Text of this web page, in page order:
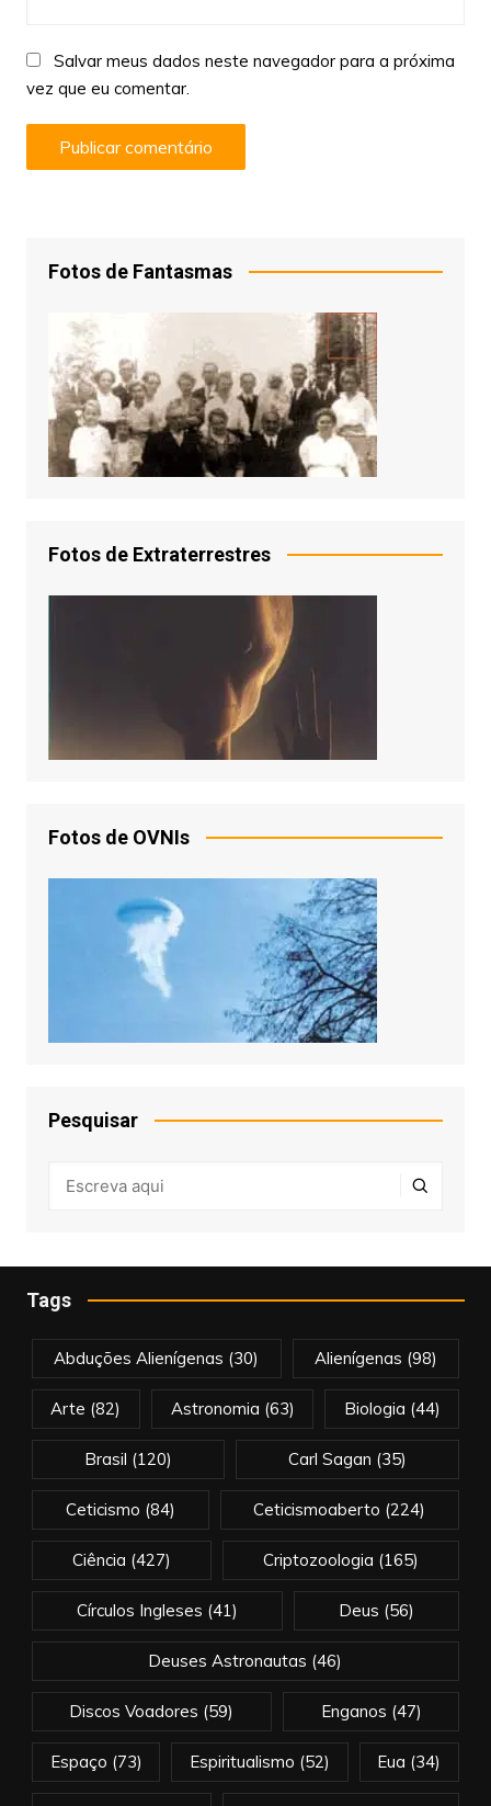
Salvar meus dados neste navegador para a próxima
vez que eu comentar.
Fotos de Fantasmas
Fotos de Extraterrestres
Fotos de OVNIs
Pesquisar
Tags
Abduções Alienígenas (30) Alienígenas (98)
Arte (82) Astronomia (63) Biologia (44)
Brasil (120) Carl Sagan (35)
Ceticismo (84) Ceticismoaberto (224)
Ciência (427) Criptozoologia (165)
Círculos Ingleses (41) Deus (56)
Deuses Astronautas (46)
Discos Voadores (59) Enganos (47)
Espaço (73) Espiritualismo (52) Eua (34)